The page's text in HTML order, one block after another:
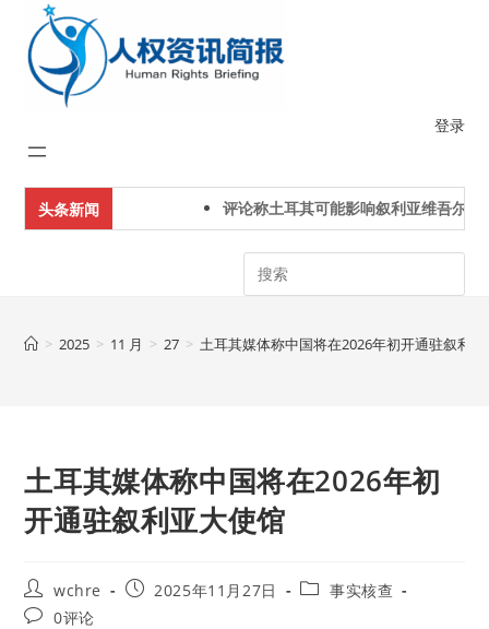
content
登录
头条新闻 评论称土耳其可能影响叙利亚维吾尔人
Search
> 2025 > 11 月 > 27 > 土耳其媒体称中国将在2026年初开通驻叙利
土耳其媒体称中国将在2026年初
开通驻叙利亚大使馆
Post
author:
wchre
Post2025年11月27日
Post事实核查
Post0评论